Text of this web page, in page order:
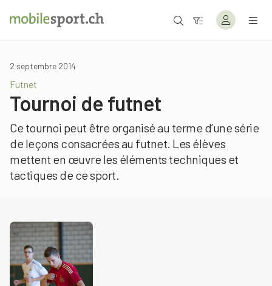
2 septembre 2014
Futnet
Tournoi de futnet
Ce tournoi peut être organisé au terme d’une série
de leçons consacrées au futnet. Les élèves
mettent en œuvre les éléments techniques et
tactiques de ce sport.